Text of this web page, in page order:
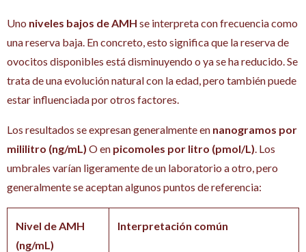
Uno niveles bajos de AMH se interpreta con frecuencia como
una reserva baja. En concreto, esto significa que la reserva de
ovocitos disponibles está disminuyendo o ya se ha reducido. Se
trata de una evolución natural con la edad, pero también puede
estar influenciada por otros factores.
Los resultados se expresan generalmente en nanogramos por
mililitro (ng/mL) O en picomoles por litro (pmol/L) . Los
umbrales varían ligeramente de un laboratorio a otro, pero
generalmente se aceptan algunos puntos de referencia:
Nivel de AMH
(ng/mL)
Interpretación común